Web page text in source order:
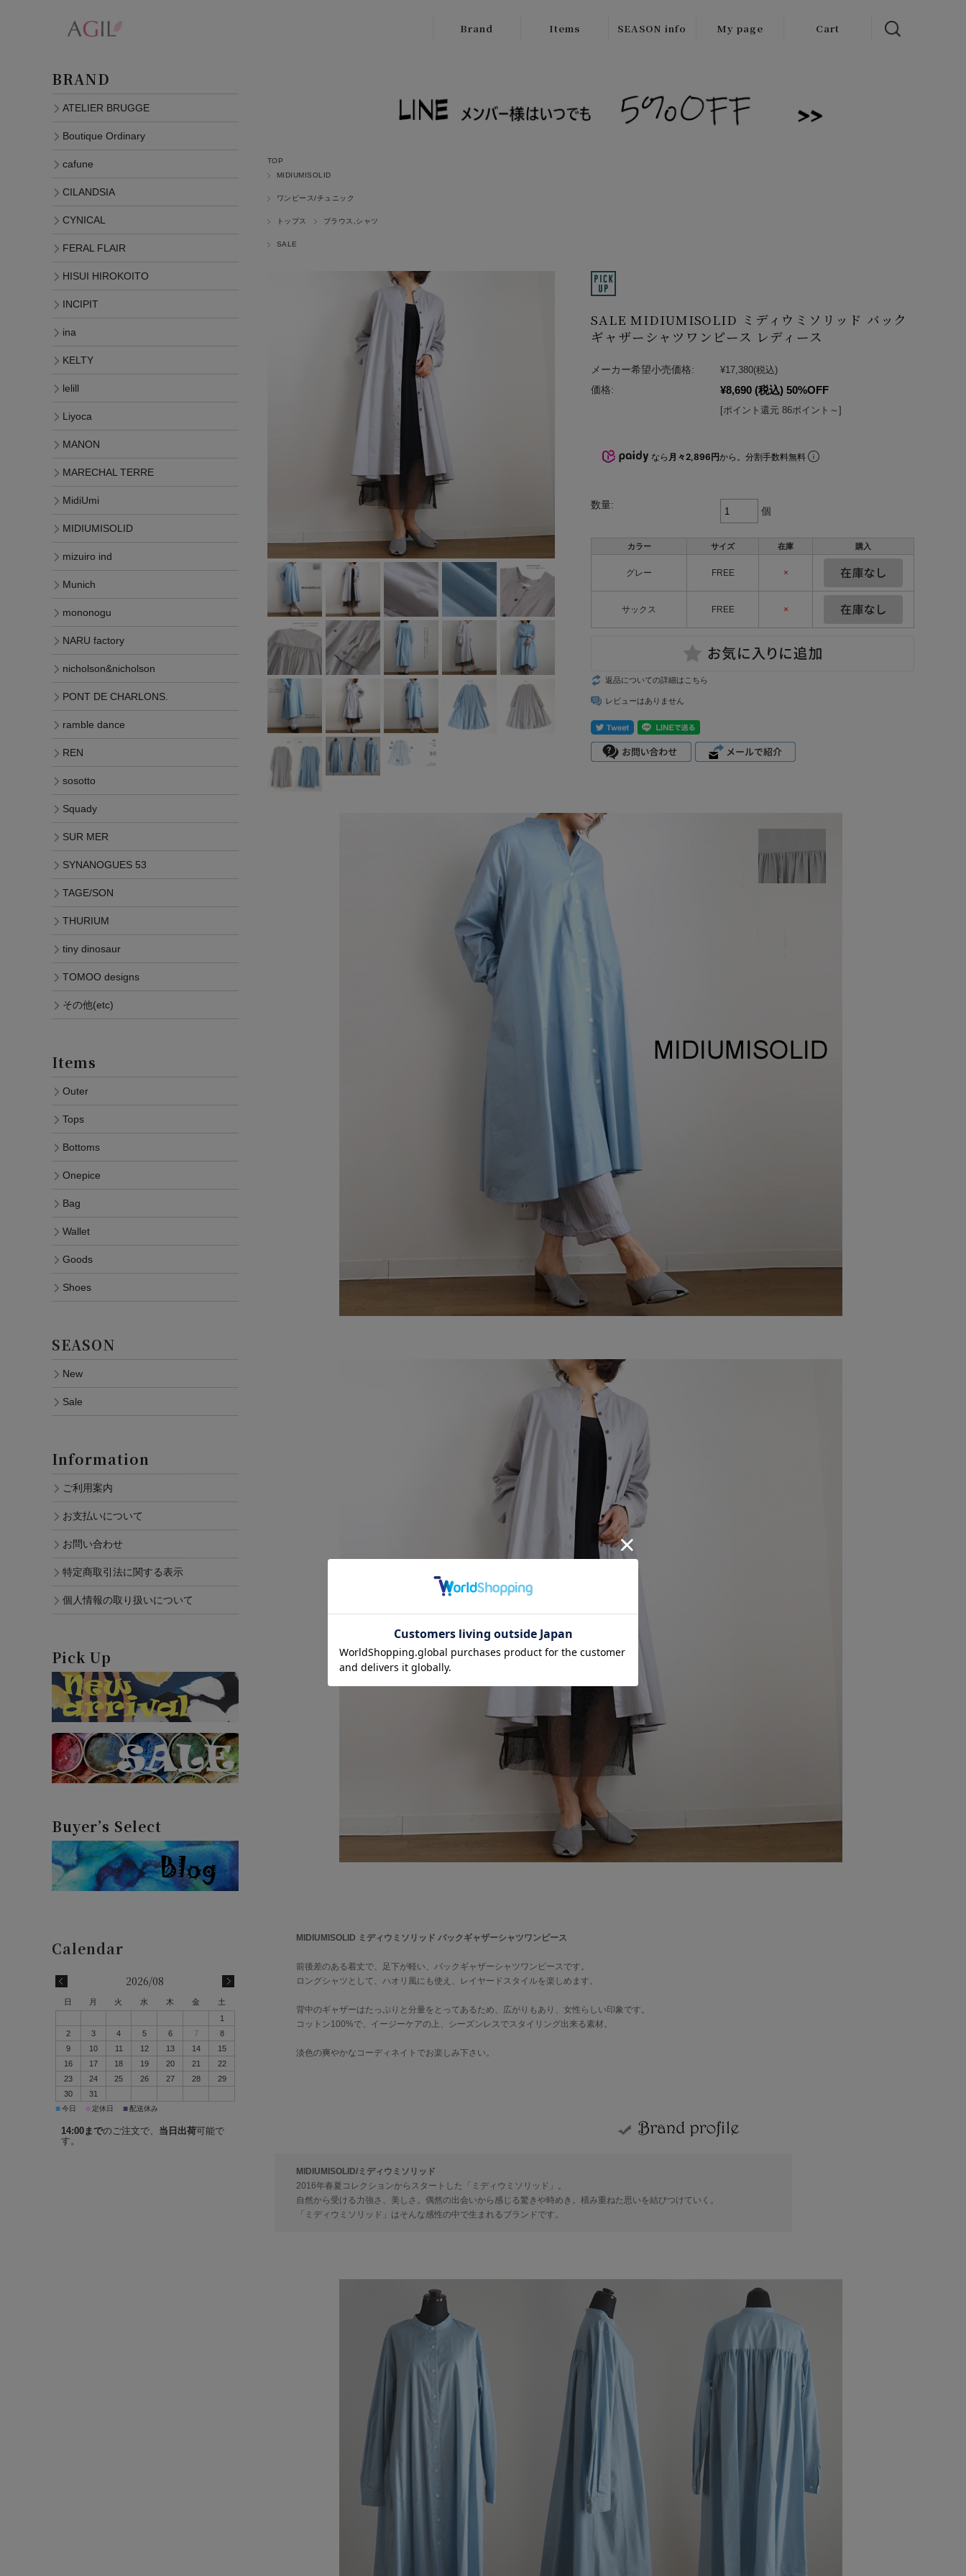
Brand
Boutique
TERRE
MidiUmi
MIDIUMISOL
ID
mizuiro ind
mononogu
Munic
PONT DE
CHARLONS.
ramble dance
REN
sosotto
Squady
designs
Items SEASON info
SALE/Outlet
My page Cart
TOP
MIDIUMISOLID
ワンピース/チュニック
トップス ブラウス,シャツ
SALE
SALE MIDIUMISOLID ミディウミソリッド バック
ギャザーシャツワンピース レディース
メーカー希望小売価格: ¥17,380(税込)
価格:
¥8,690 (税込) 50%OFF
[ポイント還元 86ポイント～]
なら 月々2,896円から。分割手数料無料
数量:
個
カラー サイズ 在庫 購入
グレー FREE ×
サックス FREE ×
返品についての詳細はこちら
レビューはありません
MIDIUMISOLID ミディウミソリッド バックギャザーシャツワンピース
前後差のある着丈で、足下が軽い、バックギャザーシャツワンピースです。
ロングシャツとして、ハオリ風にも使え、レイヤードスタイルを楽しめます。
背中のギャザーはたっぷりと分量をとってあるため、広がりもあり、女性らしい印象です。
コットン100%で、イージーケアの上、シーズンレスでスタイリング出来る素材。
淡色の爽やかなコーディネイトでお楽しみ下さい。
MIDIUMISOLID/ミディウミソリッド
2016年春夏コレクションからスタートした「ミディウミソリッド」。
自然から受ける力強さ、美しさ。偶然の出会いから感じる驚きや時めき。積み重ねた思いを結びつけていく。
「ミディウミソリッド」はそんな感性の中で生まれるブランドです。
BRAND
ATELIER BRUGGE
Boutique Ordinary
cafune
CILANDSIA
CYNICAL
FERAL FLAIR
HISUI HIROKOITO
INCIPIT
ina
KELTY
lelill
Liyoca
MANON
MARECHAL TERRE
MidiUmi
MIDIUMISOLID
mizuiro ind
Munich
mononogu
NARU factory
nicholson&nicholson
PONT DE CHARLONS.
ramble dance
REN
sosotto
Squady
SUR MER
SYNANOGUES 53
TAGE/SON
THURIUM
tiny dinosaur
TOMOO designs
その他(etc)
Items
Outer
Tops
Bottoms
Onepice
Bag
Wallet
Goods
Shoes
SEASON
New
Sale
Information
ご利用案内
お支払いについて
お問い合わせ
特定商取引法に関する表示
個人情報の取り扱いについて
Pick Up
Buyer’s Select
2026/08
日 月 火 水 木 金
土
1
2
3 4 5 6 7
8
9
10 11 12 13 14
15
16
17 18 19 20 21
22
23
24 25 26 27 28
29
30
31
■今日 ■ 定休日 ■配送休み
14:00までのご注文で、 当日出荷可能で
す。